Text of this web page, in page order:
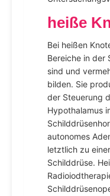
heiße
Bei heißen
Bereiche in der
sind und
bilden. Sie
der Steuerung
Hypothalamus
autonomes
letztlich zu
Schilddrüse.